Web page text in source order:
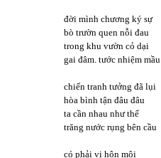
đời mình chương ký sự
bò trườn quen nỗi đau
trong khu vườn cỏ dại
gai đâm. tước nhiệm mầu
chiến tranh tưởng đã lụi
hòa bình tận đâu đâu
ta cần nhau như thể
trăng nước rụng bên cầu
có phải vị hôn môi